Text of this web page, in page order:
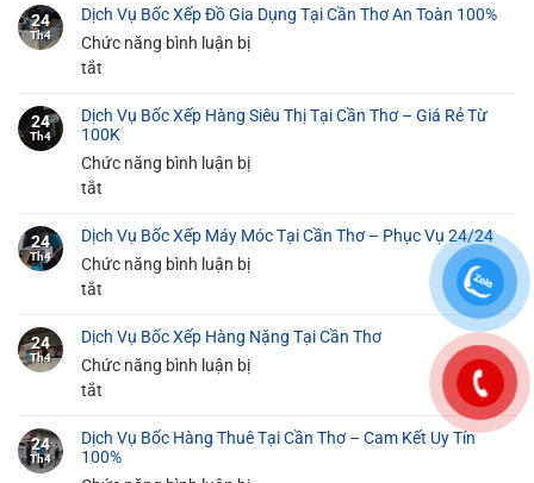
24
Th4
Dịch Vụ Bốc Xếp Đồ Gia Dụng Tại Cần Thơ An Toàn 100%
Chức năng bình luận bị
tắt
Vụ
Bốc
Xếp
Dụng
Tại
An
Toàn
24
Th4
Dịch Vụ Bốc Xếp Hàng Siêu Thị Tại Cần Thơ – Giá Rẻ Từ
100K
Chức năng bình luận bị
tắt
Vụ
Bốc
Siêu
Thị
Thơ
–
24
Th4
Dịch Vụ Bốc Xếp Máy Móc Tại Cần Thơ – Phục Vụ 24/24
Chức năng bình luận bị
tắt
Vụ
Bốc
Móc
Tại
24
Th4
Dịch Vụ Bốc Xếp Hàng Nặng Tại Cần Thơ
Chức năng bình luận bị
tắt
Vụ
Bốc
24
Th4
Dịch Vụ Bốc Hàng Thuê Tại Cần Thơ – Cam Kết Uy Tín
100%